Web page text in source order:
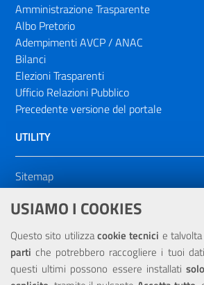
USIAMO I COOKIES
Questo sito utilizzacookie tecnici e
parti che potrebbero raccogliere i tuoi
questi ultimi possono essere installati
Amministrazione Trasparente
Albo Pretorio
Adempimenti AVCP / ANAC
Bilanci
Elezioni Trasparenti
Ufficio Relazioni Pubblico
Precedente versione del portale
UTILITY
Sitemap
Dichiarazione di accessibilità
NOTE LEGALI
Privacy